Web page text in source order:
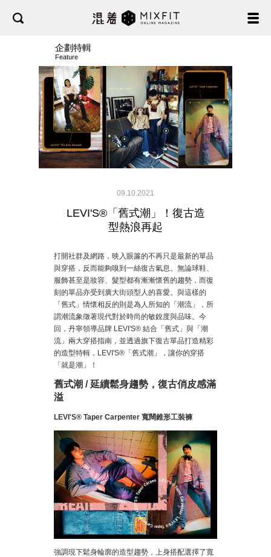
企劃特輯
Feature
09.10.2021
LEVI'S®「舊式潮」！復古造
型熱浪再起
打開社群及網路，映入眼簾的不再只是最新的單品
與穿搭，反而能夠嗅到一絲復古氣息。無論球鞋、
服飾甚至是妝容、髮型都有漸漸懷舊的趨勢，而復
刻的單品亦受到廣大街頭型人的喜愛。與這樣的
「舊式」情懷相反的則是為人所知的「潮流」，所
謂潮流象徵著現代對於時尚的敏銳度與品味。今
回，丹寧領導品牌 LEVI'S® 結合「舊式」與「潮
流」兩大穿搭指南，並透過旗下復古單品打造精彩
的造型特輯，LEVI'S®「舊式潮」，讓你的穿搭
「就是潮」！
舊式潮 / 延續鬆身趨勢，復古俏皮感滿
溢
LEVI'S® Taper Carpenter 寬闊錐形工裝褲
強調現下鬆身輪廓的造型趨勢，上身搭配選擇了寬